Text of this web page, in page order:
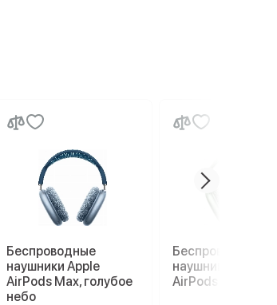
Беспроводные
наушники Apple
AirPods Max, голубое
небо
Беспроводные
наушники Apple
AirPods Max,